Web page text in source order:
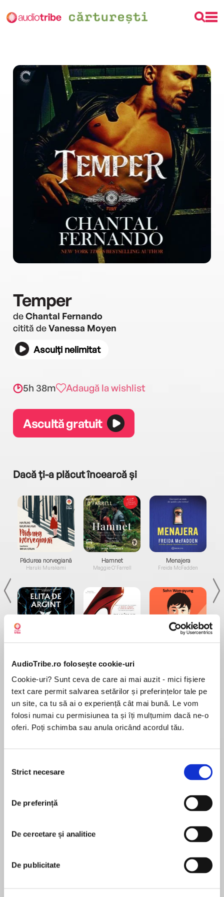
AudioTribe.ro folosește cookie-uri
Cookie-uri? Sunt ceva de care ai mai auzit - mici fișiere
text care permit salvarea setărilor și preferințelor tale pe
un site, ca tu să ai o experiență cât mai bună. Le vom
folosi numai cu permisiunea ta și îți mulțumim dacă ne-o
oferi. Poți schimba sau anula oricând acordul tău.
consimțământului
Strict necesare
De preferință
De cercetare și analitice
De publicitate
Temper
deChantal Fernando
citită deVanessa Moyen
Asculți nelimitat
5h 38m Adaugă la wishlist
Ascultă gratuit
Dacă ți-a plăcut încearcă și
Pădurea norvegiană
Haruki Murakami
de...
Dani Francis
Hamnet
Maggie O'Farrell
la...
Lauren Weisberger
Menajera
Freida McFadden
Desprecarte
New York Times bestselling author Chantal
the epitome of cool, but this MC President isn’t
"If you love MC story lines with danger, intrigue,
get your hands on Temper." –Fresh Fiction
Abbie’s bar, orders whiskey, and asks her out.
În acest moment nu există recenzii
Chantal Fernando
Chantal Fernando is the New York Times, USA
Today and Amazon Bestselling Author of